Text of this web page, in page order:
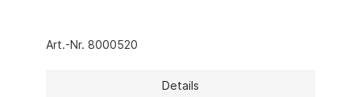
Art.-Nr. 8000520
Details